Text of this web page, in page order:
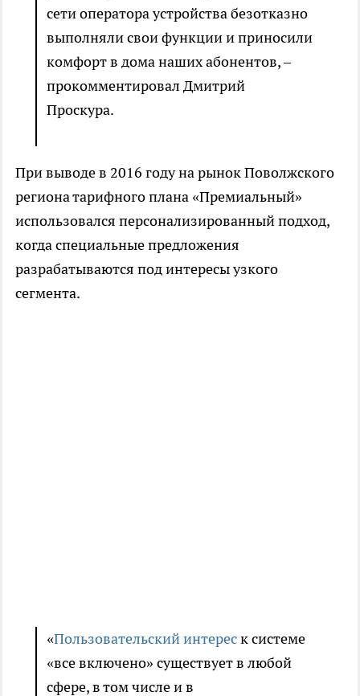
сети оператора устройства безотказно
выполняли свои функции и приносили
комфорт в дома наших абонентов, –
прокомментировал Дмитрий
Проскура.
При выводе в 2016 году на рынок Поволжского
региона тарифного плана «Премиальный»
использовался персонализированный подход,
когда специальные предложения
разрабатываются под интересы узкого
сегмента.
«Пользовательский интереск системе
«все включено» существует в любой
сфере, в том числе и в